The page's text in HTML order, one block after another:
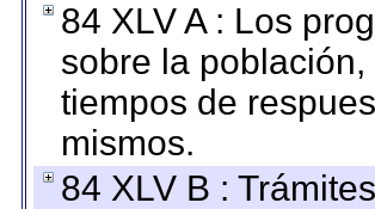
84 XLV A : Los
sobre la
tiempos de
mismos.
84 XLV B :